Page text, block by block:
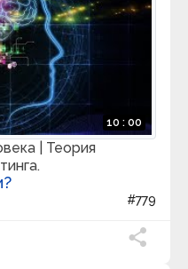
10 : 00
| Теория
#779